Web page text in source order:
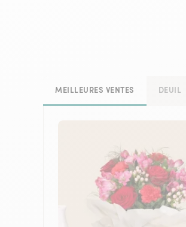
MEILLEURES VENTES DEUIL